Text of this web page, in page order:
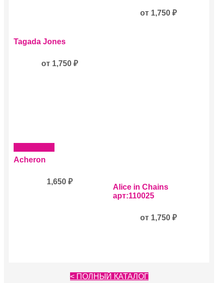
Этот
товар
несколько
Tagada Jones
от 1,750 ₽
несколько
от 1,750₽
Acheron
1,650 ₽
Этот
товар
имеет
вариаций.
Alice in Chains
арт:110025
от 1,750₽
< ПОЛНЫЙ КАТАЛОГ